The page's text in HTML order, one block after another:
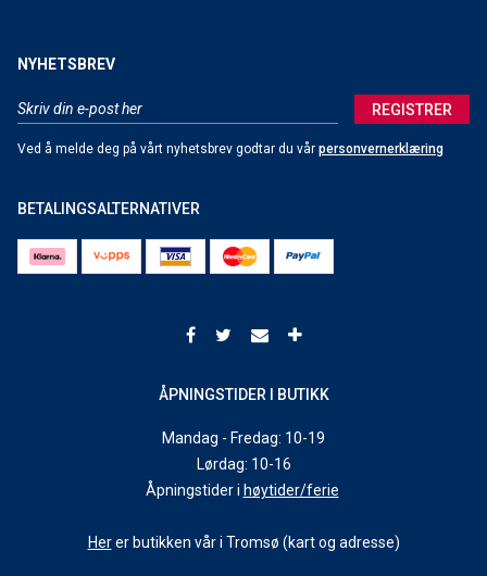
NYHETSBREV
REGISTRER
Ved å melde deg på vårt nyhetsbrev godtar du vår personvernerklæring
BETALINGSALTERNATIVER
ÅPNINGSTIDER I BUTIKK
Mandag - Fredag: 10-19
Lørdag: 10-16
Åpningstider i høytider/ferie
Herer butikken vår i Tromsø (kart og adresse)